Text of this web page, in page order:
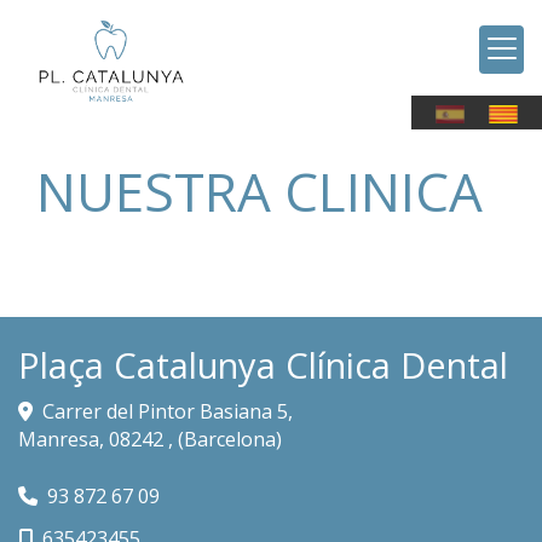
NUESTRA CLINICA
Plaça Catalunya Clínica Dental
Carrer del Pintor Basiana 5,
Manresa, 08242 , (Barcelona)
93 872 67 09